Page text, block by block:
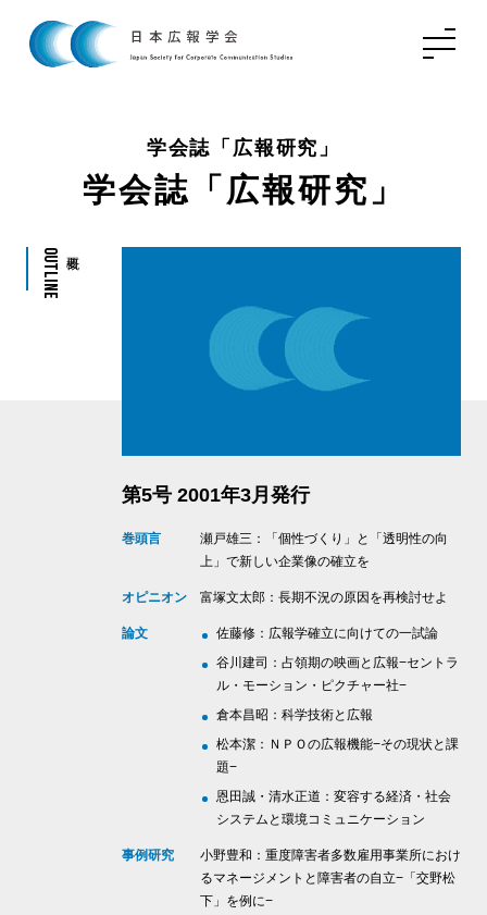
学会誌「広報研究」
学会誌「広報研究」
Outline
第5号 2001年3月発行
巻頭言
瀬戸雄三：「個性づくり」と「透明性の向
上」で新しい企業像の確立を
オピニオン 富塚文太郎：長期不況の原因を再検討せよ
論文
佐藤修：広報学確立に向けての一試論
谷川建司：占領期の映画と広報−セントラ
ル・モーション・ピクチャー社−
倉本昌昭：科学技術と広報
松本潔：ＮＰＯの広報機能−その現状と課
題−
恩田誠・清水正道：変容する経済・社会
システムと環境コミュニケーション
事例研究
小野豊和：重度障害者多数雇用事業所におけ
るマネージメントと障害者の自立−「交野松
下」を例に−